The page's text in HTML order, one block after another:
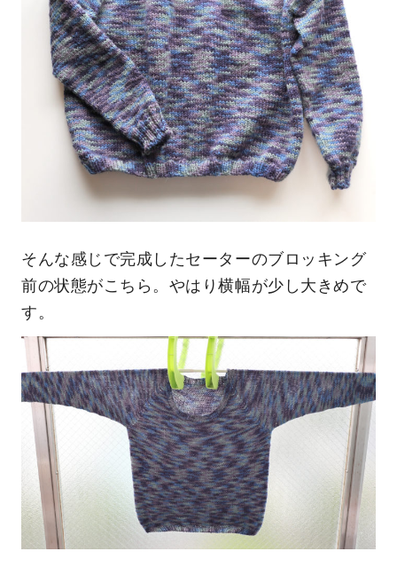
そんな感じで完成したセーターのブロッキング
前の状態がこちら。やはり横幅が少し大きめで
す。